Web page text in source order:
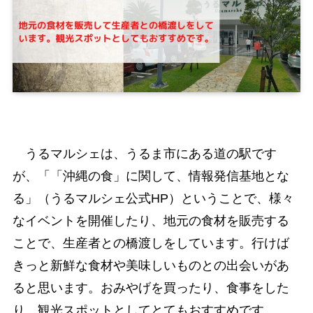
うるマルシェは、うるま市にある道の駅です
が、「「沖縄の食」に関して、情報発信基地とな
る」（うるマルシェ公式HP）ということで、様々
なイベントを開催したり、地元の食材を販売する
ことで、生産者との橋渡しをしています。行けば
きっと新鮮な食材や美味しいものとの出会いがあ
ると思います。おみやげを買ったり、食事をした
り、観光スポットとしてとてもおすすめです。